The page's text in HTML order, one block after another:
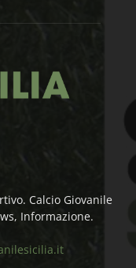
Calcio Giovanile
Informazione.